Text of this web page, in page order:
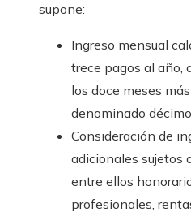
supone:
Ingreso mensual
trece pagos al año,
los doce meses
denominado
Consideración de
adicionales sujetos
entre ellos
profesionales,